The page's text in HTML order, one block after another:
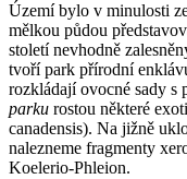
Území bylo v minulosti
mělkou půdou
století nevhodně
tvoří park přírodní
rozkládají ovocné sady
parku rostou některé
canadensis). Na jižně
nalezneme fragmenty
Koelerio-Phleion.